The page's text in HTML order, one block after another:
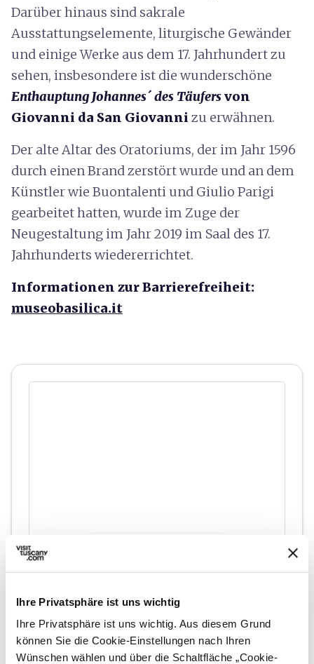
Ihre Privatsphäre ist uns wichtig
Ihre Privatsphäre ist uns wichtig. Aus diesem Grund
können Sie die Cookie-Einstellungen nach Ihren
Wünschen wählen und über die Schaltfläche „Cookie-
Darüber hinaus sind sakrale
Ausstattungselemente, liturgische Gewänder
und einige Werke aus dem 17. Jahrhundert zu
sehen, insbesondere ist die wunderschöne
Enthauptung Johannes´ des Täufersvon
Giovanni da San Giovanni zu erwähnen.
Der alte Altar des Oratoriums, der im Jahr 1596
durch einen Brand zerstört wurde und an dem
Künstler wie Buontalenti und Giulio Parigi
gearbeitet hatten, wurde im Zuge der
Neugestaltung im Jahr 2019 im Saal des 17.
Jahrhunderts wiedererrichtet.
Informationen zur Barrierefreiheit:
museobasilica.it
Hinweise
home Wo
Museo della Basilica di Santa Maria delle